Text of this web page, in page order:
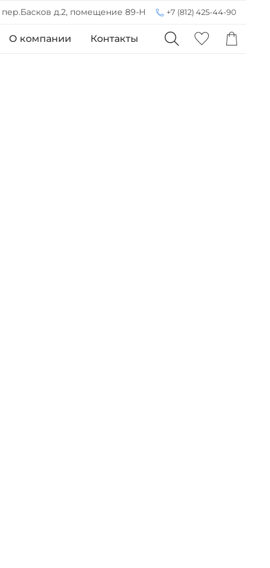
пер.Басков д.2, помещение 89-Н +7 (812) 425-44-90
О компании Контакты